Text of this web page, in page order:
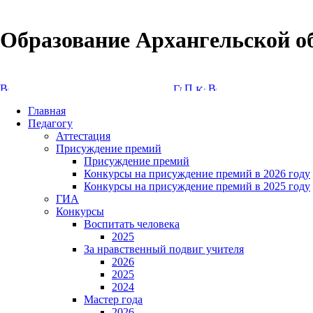
Образование Архангельской
Главная
Педагогу
Аттестация
Присуждение премий
Присуждение премий
Конкурсы на присуждение премий в 2026 году
Конкурсы на присуждение премий в 2025 году
ГИА
Конкурсы
Воспитать человека
2025
За нравственный подвиг учителя
2026
2025
2024
Мастер года